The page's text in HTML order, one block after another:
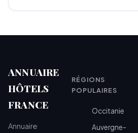
ANNUAIRE
HÔTELS
FRANCE
Annuaire
RÉGIONS
POPULAIRES
Occitanie
Auvergne-